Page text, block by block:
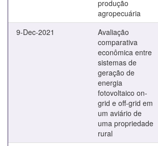
produção
agropecuária
9-Dec-2021
Avaliação
comparativa
econômica entre
sistemas de
geração de
energia
fotovoltaico on-
grid e off-grid em
um aviário de
uma propriedade
rural